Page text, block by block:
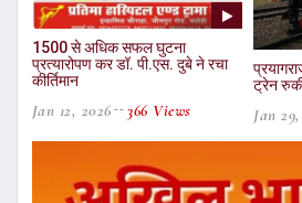
1500 से अधिक सफल घुटना
प्रत्यारोपण कर डॉ. पी.एस. दुबे ने रचा
कीर्तिमान
Jan 12, 2026 366 Views
ट्रेन
Jan